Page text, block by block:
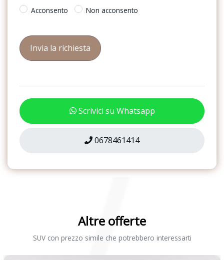
Sicura per bambini ad azionamento elettrico
per i seggiolini dei bambini sui sedili posteriori laterali
Sistema di ancoraggio isofix per i seggiolini dei bambini sul sedile
Sistema di controllo pressione pneumatici
torcente al posteriore
Tappetini anteriori e posteriori in velours
Volante in pelle a 3 razze
Acconsento Non acconsento
Scrivici su Whatsapp
0678461414
Altre offerte
SUV con prezzo simile che potrebbero interessarti